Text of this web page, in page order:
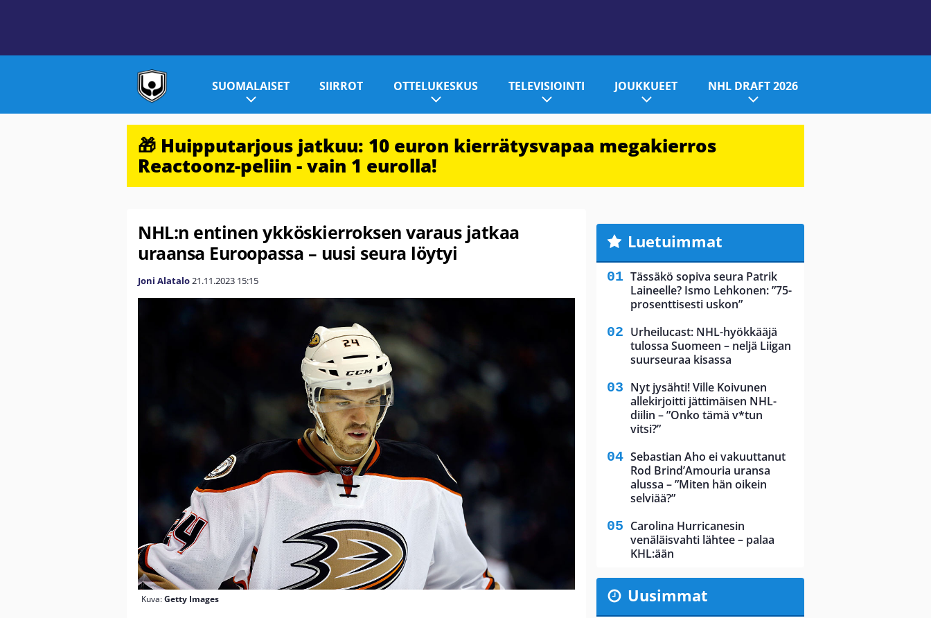
SUOMALAISET SIIRROT OTTELUKESKUS TELEVISIOINTI JOUKKUEET NHL DRAFT 2026
🎁 Huipputarjous jatkuu: 10 euron kierrätysvapaa megakierros
Reactoonz-peliin - vain 1 eurolla!
NHL:n entinen ykköskierroksen varaus jatkaa
uraansa Euroopassa – uusi seura löytyi
Joni Alatalo21.11.2023 15:15
Kuva:Getty Images
Luetuimmat
Tässäkö sopiva seura Patrik
Laineelle? Ismo Lehkonen: ”75-
prosenttisesti uskon”
Urheilucast: NHL-hyökkääjä
tulossa Suomeen – neljä Liigan
suurseuraa kisassa
Nyt jysähti! Ville Koivunen
allekirjoitti jättimäisen NHL-
diilin – ”Onko tämä v*tun
vitsi?”
Sebastian Aho ei vakuuttanut
Rod Brind’Amouria uransa
alussa – ”Miten hän oikein
selviää?”
Carolina Hurricanesin
venäläisvahti lähtee – palaa
KHL:ään
Uusimmat